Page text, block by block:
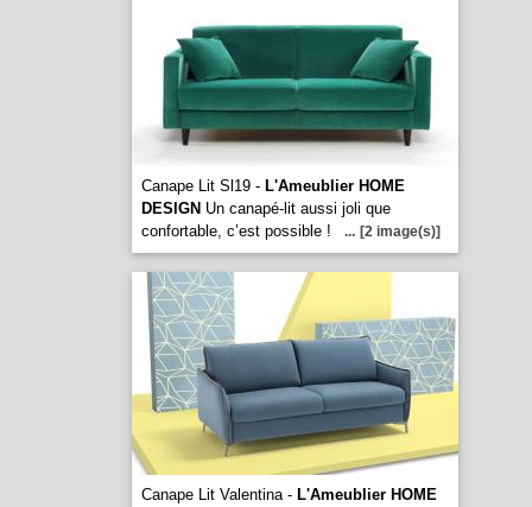
Canape Lit Sl19 - L'Ameublier HOME
DESIGN Un canapé-lit aussi joli que
confortable, c’est possible !
... [2 image(s)]
Canape Lit Valentina - L'Ameublier HOME